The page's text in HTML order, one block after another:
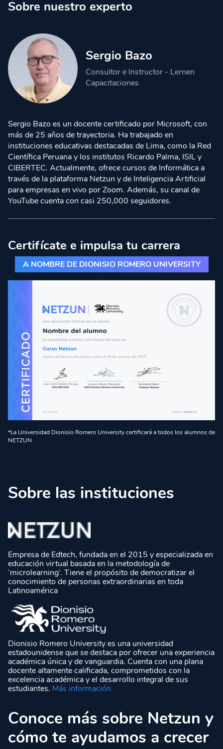
Sobre nuestro experto
Sergio Bazo
Consultor e Instructor - Lernen
Capacitaciones
Sergio Bazo es un docente certificado por Microsoft, con
más de 25 años de trayectoria. Ha trabajado en
instituciones educativas destacadas de Lima, como la Red
Científica Peruana y los institutos Ricardo Palma, ISIL y
CIBERTEC. Actualmente, ofrece cursos de Informática a
través de la plataforma Netzun y de Inteligencia Artificial
para empresas en vivo por Zoom. Además, su canal de
YouTube cuenta con casi 250,000 seguidores.
Certifícate e impulsa tu carrera
A NOMBRE DE DIONISIO ROMERO UNIVERSITY
*La Universidad Dionisio Romero University certificará a todos los alumnos de
NETZUN
Sobre las instituciones
Empresa de Edtech, fundada en el 2015 y especializada en
educación virtual basada en la metodología de
‘microlearning’. Tiene el propósito de democratizar el
conocimiento de personas extraordinarias en toda
Latinoamérica
Dionisio Romero University es una universidad
estadounidense que se destaca por ofrecer una experiencia
académica única y de vanguardia. Cuenta con una plana
docente altamente calificada, comprometidos con la
excelencia académica y el desarrollo integral de sus
estudiantes. Más información
Conoce más sobre Netzun y
cómo te ayudamos a crecer